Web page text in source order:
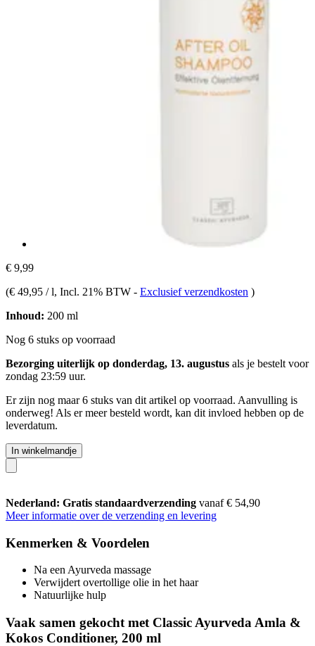
€ 9,99
(€ 49,95 / l, Incl. 21% BTW - Exclusief verzendkosten )
Inhoud: 200 ml
Nog 6 stuks op voorraad
Bezorging uiterlijk op donderdag, 13. augustus als je bestelt voor
zondag 23:59 uur.
Er zijn nog maar 6 stuks van dit artikel op voorraad. Aanvulling is
onderweg! Als er meer besteld wordt, kan dit invloed hebben op de
leverdatum.
In winkelmandje
Nederland: Gratis standaardverzending vanaf € 54,90
Meer informatie over de verzending en levering
Kenmerken & Voordelen
Na een Ayurveda massage
Verwijdert overtollige olie in het haar
Natuurlijke hulp
Vaak samen gekocht met Classic Ayurveda Amla &
Kokos Conditioner, 200 ml